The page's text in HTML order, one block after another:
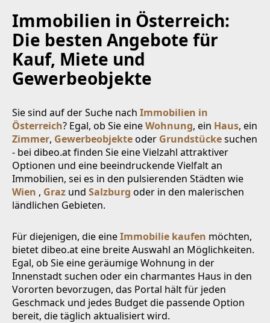
Immobilien in Österreich:
Die besten Angebote für
Kauf, Miete und
Gewerbeobjekte
Sie sind auf der Suche nach Immobilien in
Österreich? Egal, ob Sie eineWohnung, ein Haus, ein
Zimmer, Gewerbeobjekteoder Grundstückesuchen
- bei dibeo.at finden Sie eine Vielzahl attraktiver
Optionen und eine beeindruckende Vielfalt an
Immobilien, sei es in den pulsierenden Städten wie
Wien , Graz und Salzburg oder in den malerischen
ländlichen Gebieten.
Für diejenigen, die eineImmobilie kaufen möchten,
bietet dibeo.at eine breite Auswahl an Möglichkeiten.
Egal, ob Sie eine geräumige Wohnung in der
Innenstadt suchen oder ein charmantes Haus in den
Vororten bevorzugen, das Portal hält für jeden
Geschmack und jedes Budget die passende Option
bereit, die täglich aktualisiert wird.